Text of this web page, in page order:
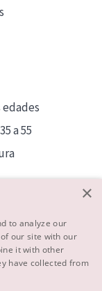
edades
a 55
×
to analyze our
our site with our
it with other
have collected from